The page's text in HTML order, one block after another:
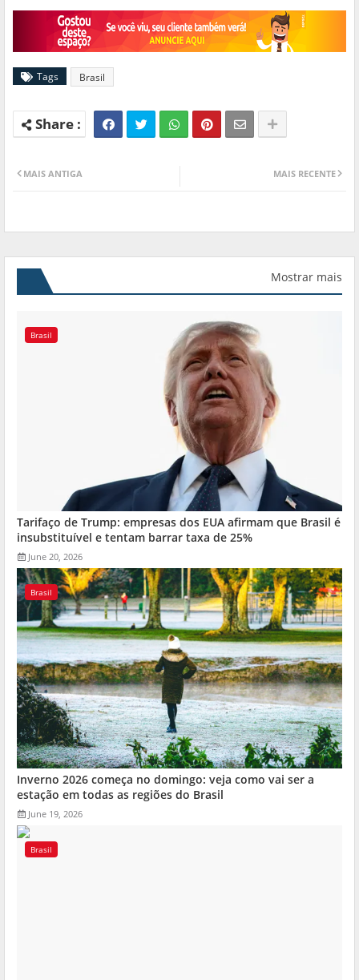
Tags Brasil
MAIS RECENTE
MAIS ANTIGA
Mostrar mais
Brasil
Tarifaço de Trump: empresas dos EUA afirmam que Brasil é
insubstituível e tentam barrar taxa de 25%
June 20, 2026
Brasil
Inverno 2026 começa no domingo: veja como vai ser a
estação em todas as regiões do Brasil
June 19, 2026
Brasil